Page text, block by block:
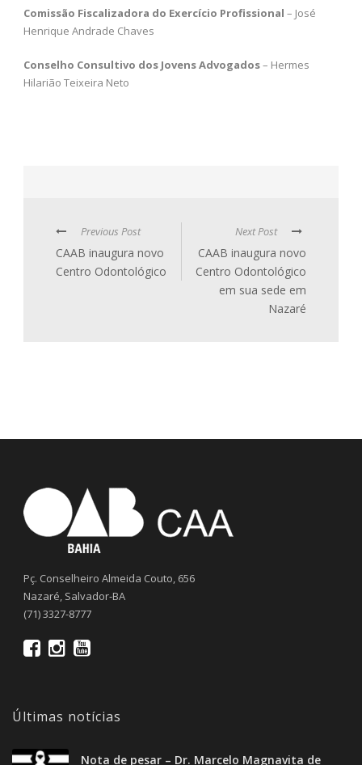
Comissão Fiscalizadora do Exercício Profissional – José
Henrique Andrade Chaves
Conselho Consultivo dos Jovens Advogados– Hermes
Hilarião Teixeira Neto
Previous Post
CAAB inaugura novo
Centro Odontológico
Next Post
CAAB inaugura novo
Centro Odontológico
em sua sede em
Nazaré
Pç. Conselheiro Almeida Couto, 656
Nazaré, Salvador-BA
(71) 3327-8777
Últimas notícias
Nota de pesar – Dr. Marcelo Magnavita de